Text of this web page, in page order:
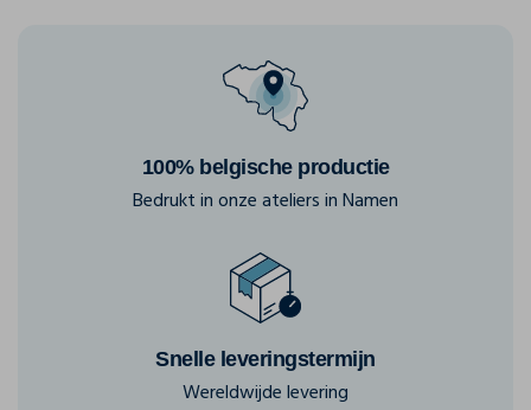
100% belgische productie
Bedrukt in onze ateliers in Namen
Snelle leveringstermijn
Wereldwijde levering